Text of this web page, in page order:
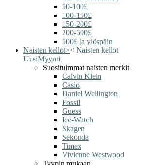
50-100£
100-150£
150-200£
200-500£
500£ ja ylöspäin
Naisten kellot>< Naisten kellot
UusiMyynti
Suosituimmat naisten merkit
Calvin Klein
Casio
Daniel Wellington
Fossil
Guess
Ice-Watch
Skagen
Sekonda
Timex
Vivienne Westwood
Tyypin mukaan